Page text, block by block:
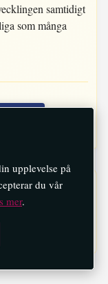
samtidigt
som många
och följer god
upplevelse på
du vår
mer.